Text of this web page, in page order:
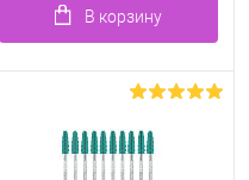
В корзину